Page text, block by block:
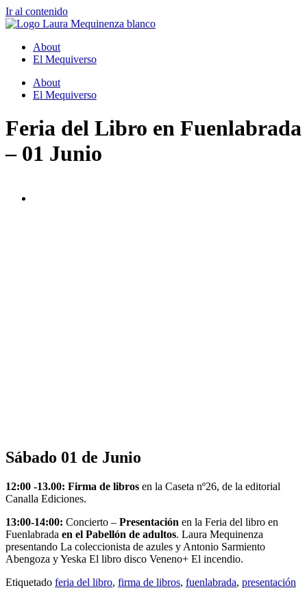
Ir al contenido
About
El Mequiverso
About
El Mequiverso
Feria del Libro en Fuenlabrada
– 01 Junio
Sábado 01 de Junio
12:00 -13.00: Firma de libros en la Caseta nº26, de la editorial
Canalla Ediciones.
13:00-14:00: Concierto – Presentación en la Feria del libro en
Fuenlabrada en el Pabellón de adultos. Laura Mequinenza
presentando La coleccionista de azules y Antonio Sarmiento
Abengoza y Yeska El libro disco Veneno+ El incendio.
Etiquetado feria del libro, firma de libros, fuenlabrada, presentación